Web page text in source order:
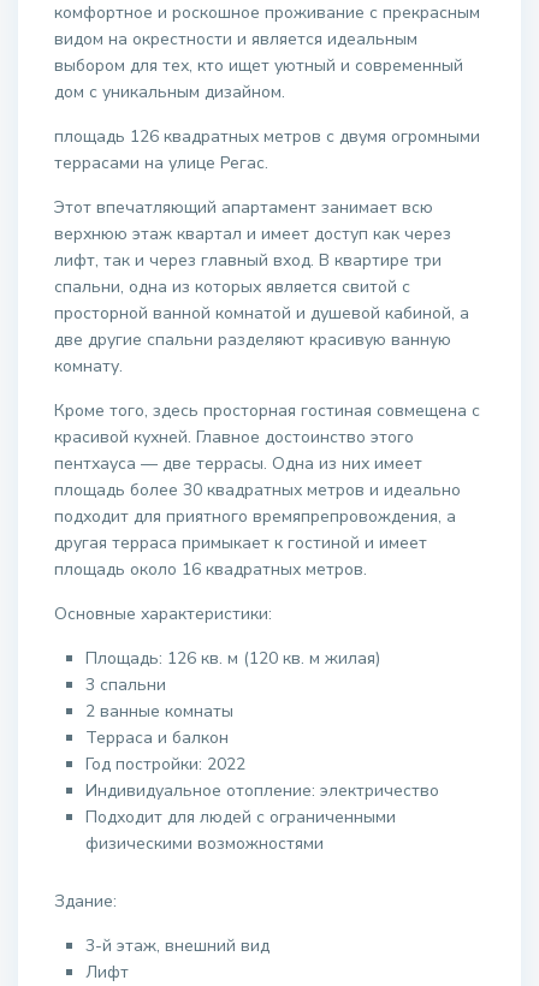
комфортное и роскошное проживание с прекрасным
видом на окрестности и является идеальным
выбором для тех, кто ищет уютный и современный
дом с уникальным дизайном.
площадь 126 квадратных метров с двумя огромными
террасами на улице Регас.
Этот впечатляющий апартамент занимает всю
верхнюю этаж квартал и имеет доступ как через
лифт, так и через главный вход. В квартире три
спальни, одна из которых является свитой с
просторной ванной комнатой и душевой кабиной, а
две другие спальни разделяют красивую ванную
комнату.
Кроме того, здесь просторная гостиная совмещена с
красивой кухней. Главное достоинство этого
пентхауса — две террасы. Одна из них имеет
площадь более 30 квадратных метров и идеально
подходит для приятного времяпрепровождения, а
другая терраса примыкает к гостиной и имеет
площадь около 16 квадратных метров.
Основные характеристики:
Площадь: 126 кв. м (120 кв. м жилая)
3 спальни
2 ванные комнаты
Терраса и балкон
Год постройки: 2022
Индивидуальное отопление: электричество
Подходит для людей с ограниченными
физическими возможностями
Здание:
3-й этаж, внешний вид
Лифт